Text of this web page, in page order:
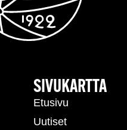
SIVUKARTTA
Etusivu
Uutiset